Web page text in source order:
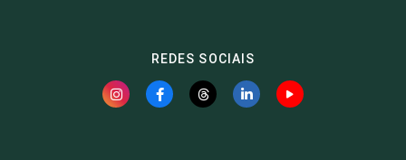
REDES SOCIAIS